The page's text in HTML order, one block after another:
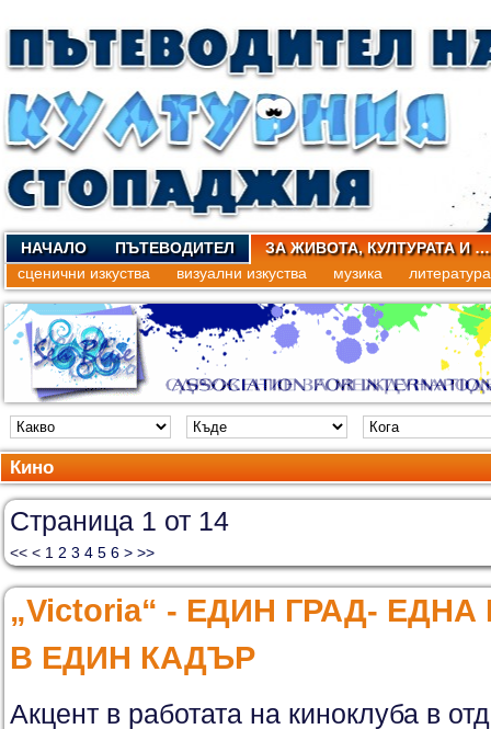
НАЧАЛО ПЪТЕВОДИТЕЛ
ЗА ЖИВОТА, КУЛТУРАТА И …
сценични изкуства
визуални изкуства музика литература
Кино
Страница 1 от 14
<< < 1 2 3 4 5 6 > >>
„Victoria“ - ЕДИН ГРАД-
В ЕДИН КАДЪР
Акцент в работата на киноклуба в